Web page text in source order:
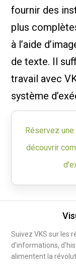
fournir des
plus
à l’aide
de texte. Il
travail avec
système
Réservez
découvrir
Suivez VKS sur les
d'informations,
alimentent la